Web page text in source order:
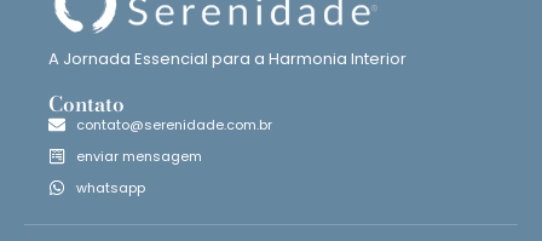
A Jornada Essencial para a Harmonia Interior
Contato
contato@serenidade.com.br
enviar mensagem
whatsapp